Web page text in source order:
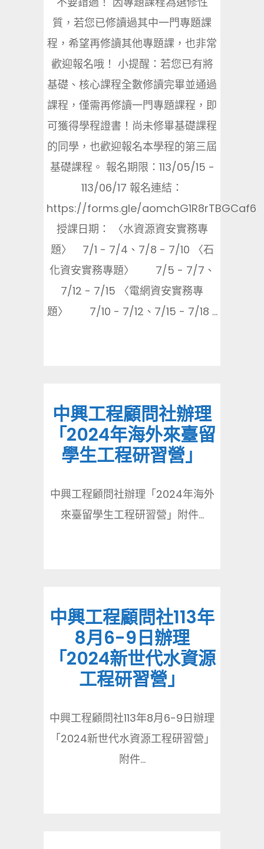
質，若您已修讀過其中一門專題課
程，希望再修讀其他專題課，也非常
歡迎報名哦！ 小提醒：若您已有將
基礎、核心課程全數修讀完畢並通過
課程，僅需再修讀一門專題課程，即
可獲得學程證書！尚未修畢基礎課程
的同學，也歡迎報名本學程的第三屆
基礎課程。 報名期限：113/05/15 -
113/06/17 報名連結：
https://forms.gle/aomchG1R8rTBGCaf6
授課日期： 〈水資源資安實務專
題〉 7/1 - 7/4、7/8 - 7/10 〈石
化資安實務專題〉 7/5 - 7/7、
7/12 - 7/15 〈電網資安實務專
題〉 7/10 - 7/12、7/15 - 7/18 ...
中興工程顧問社辦理
「2024年海外來臺留
學生工程研習營」
中興工程顧問社辦理「2024年海外
來臺留學生工程研習營」附件...
中興工程顧問社113年
8月6-9日辦理
「2024新世代水資源
工程研習營」
中興工程顧問社113年8月6-9日辦理
「2024新世代水資源工程研習營」
附件...